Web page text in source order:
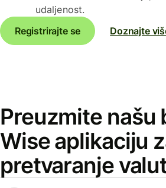
udaljenost.
Registrirajte se
Doznajte
Preuzmite našu
Wise aplikaciju
pretvaranje